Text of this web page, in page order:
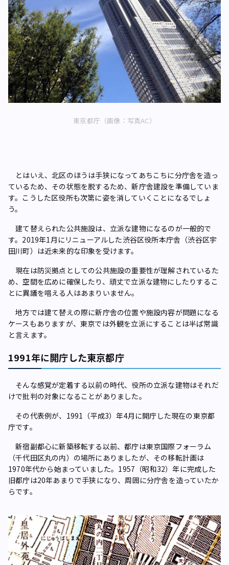
東京都庁（画像：写真AC）
とはいえ、北区のほうは手狭になってあちこちに分庁舎を造っ
ているため、その状態を脱するため、新庁舎建設を準備していま
す。こうした区役所も次第に姿を消していくことになるでしょ
う。
建て替えられた公共施設は、立派な建物になるのが一般的で
す。2019年1月にリニューアルした渋谷区役所本庁舎（渋谷区宇
田川町）は近未来的な印象を受けます。
現在は防災拠点としての公共施設の重要性が理解されているた
め、空間を広めに確保したり、頑丈で立派な建物にしたりするこ
とに異議を唱える人はあまりいません。
地方では建て替えの際に新庁舎の位置や施設内容が問題になる
ケースもありますが、東京では外観を立派にすることは半ば常識
と言えます。
1991年に開庁した東京都庁
そんな感覚が定着する以前の時代、役所の立派な建物はそれだ
けで批判の対象になることがありました。
その代表例が、1991（平成3）年4月に開庁した現在の東京都
庁です。
新宿副都心に新築移転する以前、都庁は東京国際フォーラム
（千代田区丸の内）の場所にありましたが、その移転計画は
1970年代から始まっていました。1957（昭和32）年に完成した
旧都庁は20年あまりで手狭になり、周囲に分庁舎を造っていたか
らです。